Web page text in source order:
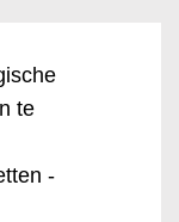
te
-